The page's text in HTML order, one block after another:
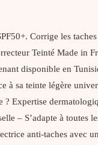
Corrige les
Teinté Made in
disponible en
à sa teinte légère
Expertise
– S’adapte à toutes
anti-taches avec